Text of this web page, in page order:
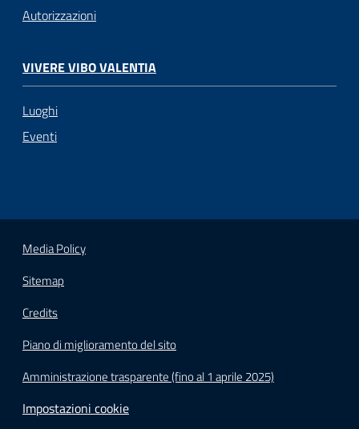
Autorizzazioni
VIVERE VIBO VALENTIA
Luoghi
Eventi
Media Policy
Sitemap
Credits
Piano di miglioramento del sito
Amministrazione trasparente (fino al 1 aprile 2025)
Impostazioni cookie